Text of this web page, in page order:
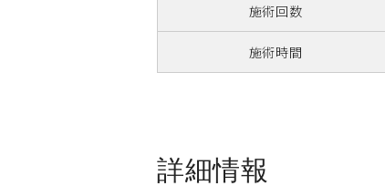
施術回数
施術時間
詳細情報